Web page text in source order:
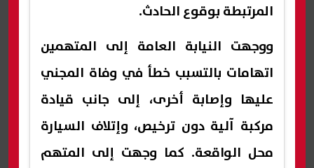
المرتبطة بوقوع الحادث.
ووجهت النيابة العامة إلى المتهمين
اتهامات بالتسبب خطأ في وفاة المجني
عليها وإصابة أخرى، إلى جانب قيادة
مركبة آلية دون ترخيص، وإتلاف السيارة
محل الواقعة. كما وجهت إلى المتهم